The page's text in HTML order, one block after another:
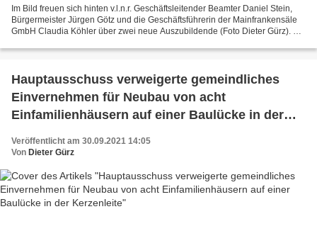
Im Bild freuen sich hinten v.l.n.r. Geschäftsleitender Beamter Daniel Stein,
Bürgermeister Jürgen Götz und die Geschäftsführerin der Mainfrankensäle
GmbH Claudia Köhler über zwei neue Auszubildende (Foto Dieter Gürz). So
Hauptausschuss verweigerte gemeindliches
Einvernehmen für Neubau von acht
Einfamilienhäusern auf einer Baulücke in der
Veröffentlicht am 30.09.2021 14:05
Von Dieter Gürz